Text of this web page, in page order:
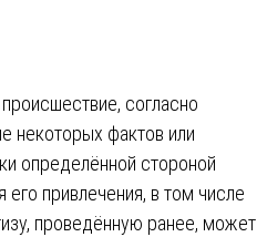
согласно
некоторых фактов или
определённой стороной
привлечения, в том числе
проведённую ранее, может